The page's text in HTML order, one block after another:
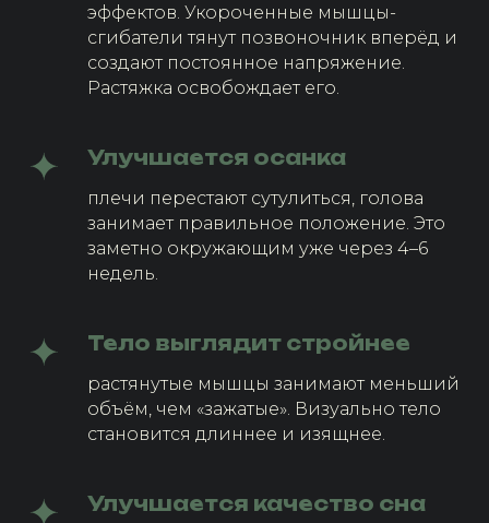
эффектов. Укороченные мышцы-
сгибатели тянут позвоночник вперёд и
создают постоянное напряжение.
Растяжка освобождает его.
Улучшается осанка
плечи перестают сутулиться, голова
занимает правильное положение. Это
заметно окружающим уже через 4–6
недель.
Тело выглядит стройнее
растянутые мышцы занимают меньший
объём, чем «зажатые». Визуально тело
становится длиннее и изящнее.
Улучшается качество сна